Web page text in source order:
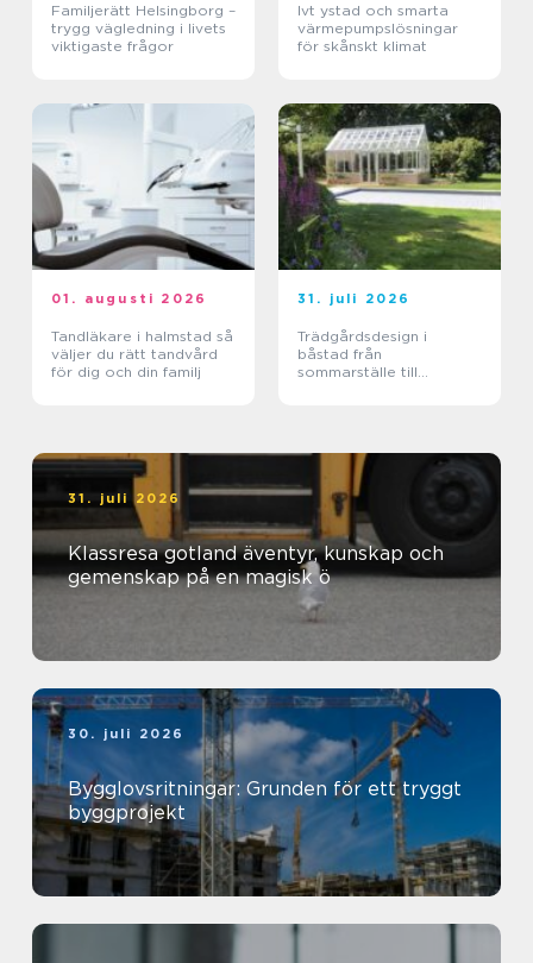
Familjerätt Helsingborg –
trygg vägledning i livets
viktigaste frågor
Ivt ystad och smarta
värmepumpslösningar
för skånskt klimat
01. augusti 2026
Tandläkare i halmstad så
väljer du rätt tandvård
för dig och din familj
31. juli 2026
Trädgårdsdesign i
båstad från
sommarställe till
31. juli 2026
Klassresa gotland äventyr, kunskap och
gemenskap på en magisk ö
30. juli 2026
Bygglovsritningar: Grunden för ett tryggt
byggprojekt